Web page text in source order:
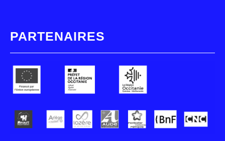
PARTENAIRES